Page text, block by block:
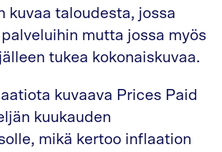
kuvaa taloudesta, jossa
palveluihin mutta jossa myös
tukea kokonaiskuvaa.
kuvaava Prices Paid
kuukauden
mikä kertoo inflaation